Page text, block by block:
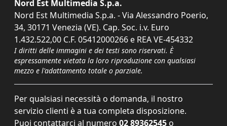
Nord Est Multimedia S.p.a.
Nord Est Multimedia S.p.a. - Via Alessandro Poerio,
34, 30171 Venezia (VE). Cap. Soc. i.v. Euro
1.432.522,00 C.F. 05412000266 e REA VE-454332
I diritti delle immagini e dei testi sono riservati. È
espressamente vietata la loro riproduzione con qualsiasi
mezzo e l'adattamento totale o parziale.
Per qualsiasi necessità o domanda, il nostro
servizio clienti è a tua completa disposizione.
Puoi contattarci al numero 02 89362545 o